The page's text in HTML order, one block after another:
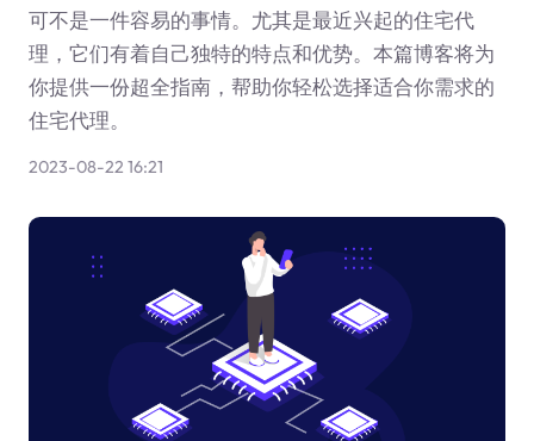
可不是一件容易的事情。尤其是最近兴起的住宅代
理，它们有着自己独特的特点和优势。本篇博客将为
你提供一份超全指南，帮助你轻松选择适合你需求的
住宅代理。
2023-08-22 16:21